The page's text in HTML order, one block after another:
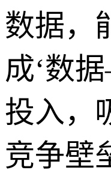
数据，
成‘数
投入，
竞争壁